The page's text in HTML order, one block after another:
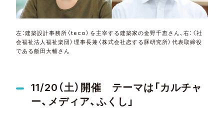
左：建築設計事務所〈teco〉を主宰する建築家の金野千恵さん、右：〈社
会福祉法人福祉楽団〉理事長兼〈株式会社恋する豚研究所〉代表取締役
である飯田大輔さん
11/20（土）開催 テーマは「カルチャ
ー、メディア、ふくし」